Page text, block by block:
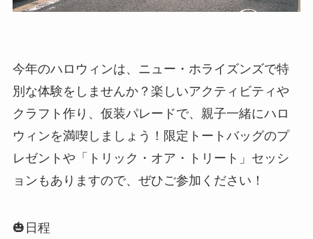
今年のハロウィンは、ニュー・ホライズンズで特
別な体験をしませんか？楽しいアクティビティや
クラフト作り、仮装パレードで、親子一緒にハロ
ウィンを満喫しましょう！限定トートバッグのプ
レゼントや「トリック・オア・トリート」セッシ
ョンもありますので、ぜひご参加ください！
🎃日程